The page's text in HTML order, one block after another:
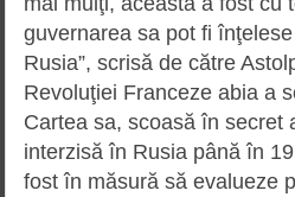
guvernarea sa pot fi
Rusia”, scrisă de către
Revoluţiei Franceze abia a
Cartea sa, scoasă în secret
interzisă în Rusia până în
fost în măsură să evalueze